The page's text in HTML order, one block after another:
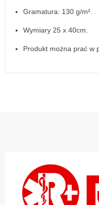
Gramatura: 130 g/m².
Wymiary 25 x 40cm.
Produkt można prać w